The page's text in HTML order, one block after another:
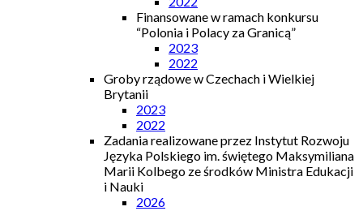
Finansowane w ramach konkursu
“Polonia i Polacy za Granicą”
2023
2022
Groby rządowe w Czechach i Wielkiej
Brytanii
2023
2022
Zadania realizowane przez Instytut Rozwoju
Języka Polskiego im. świętego Maksymiliana
Marii Kolbego ze środków Ministra Edukacji
i Nauki
2026